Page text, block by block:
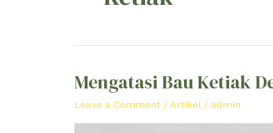
Mengatasi Bau Ketiak
Leave a Comment / Artikel/ admin
Mengatasi
Ketiak
Dengan